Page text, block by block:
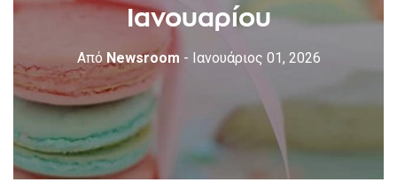
Ιανουαρίου
ΑπόNewsroom - Ιανουάριος 01, 2026